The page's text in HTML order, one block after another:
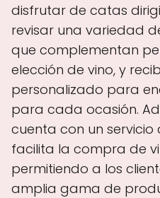
disfrutar de catas
revisar una variedad
que complementan
elección de vino, y
personalizado para
para cada ocasión.
cuenta con un servicio
facilita la compra de
permitiendo a los
amplia gama de